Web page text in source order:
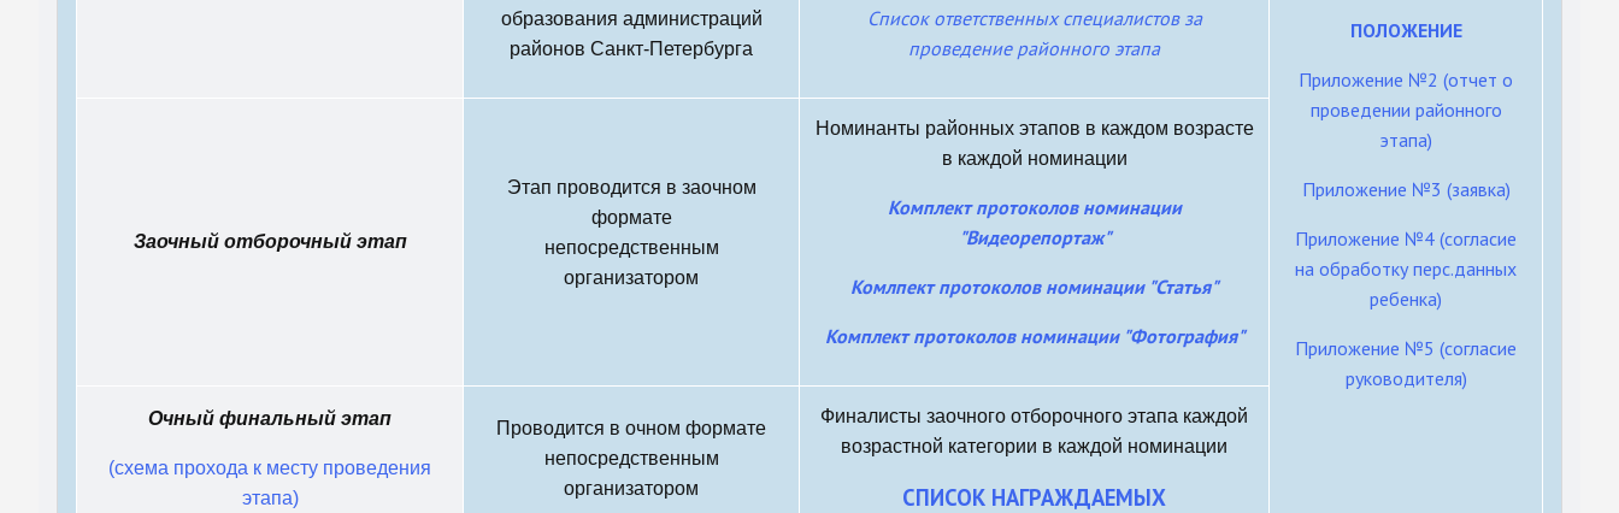
образования администраций
районов Санкт-Петербурга
Список ответственных специалистов за
проведение районного этапа
ПОЛОЖЕНИЕ
Приложение №2 (отчет о
проведении районного
этапа)
Приложение №3 (заявка)
Приложение №4 (согласие
на обработку перс.данных
ребенка)
Приложение №5 (согласие
руководителя)
Заочный отборочный этап
Этап проводится в заочном
формате
непосредственным
организатором
Номинанты районных этапов в каждом возрасте
в каждой номинации
Комплект протоколов номинации
"Видеорепортаж"
Комлпект протоколов номинации "Статья"
Комплект протоколов номинации "Фотография"
Очный финальный этап
(схема прохода к месту проведения
этапа)
Проводится в очном формате
непосредственным
организатором
Финалисты заочного отборочного этапа каждой
возрастной категории в каждой номинации
СПИСОК НАГРАЖДАЕМЫХ